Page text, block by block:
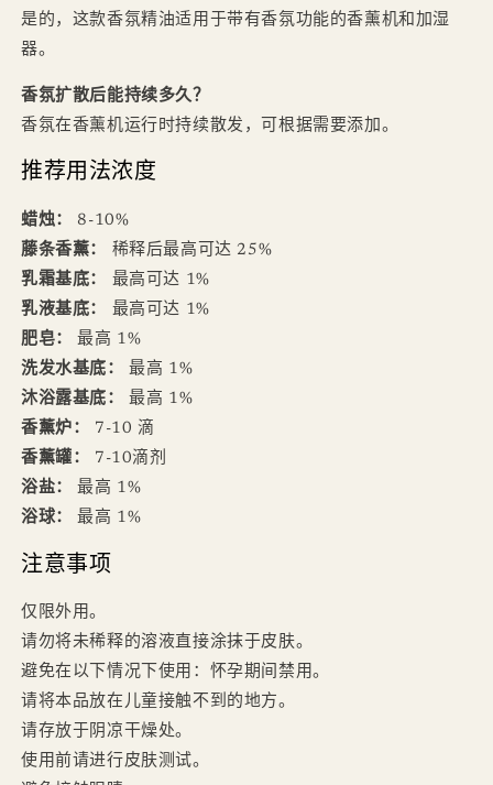
是的，这款香氛精油适用于带有香氛功能的香薰机和加湿
器。
香氛扩散后能持续多久？
香氛在香薰机运行时持续散发，可根据需要添加。
推荐用法浓度
蜡烛：
8-10%
藤条香薰：
稀释后最高可达 25%
乳霜基底：
最高可达 1%
乳液基底：
最高可达 1%
肥皂：
最高 1%
洗发水基底：
最高 1%
沐浴露基底：
最高 1%
香薰炉：
7-10 滴
香薰罐：
7-10滴剂
浴盐：
最高 1%
浴球：
最高 1%
注意事项
仅限外用。
请勿将未稀释的溶液直接涂抹于皮肤。
避免在以下情况下使用：怀孕期间禁用。
请将本品放在儿童接触不到的地方。
请存放于阴凉干燥处。
使用前请进行皮肤测试。